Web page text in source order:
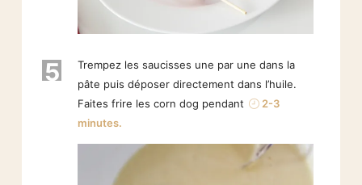
5
Trempez les saucisses une par une dans la
pâte puis déposer directement dans l’huile.
Faites frire les corn dog pendant
2-3
minutes.